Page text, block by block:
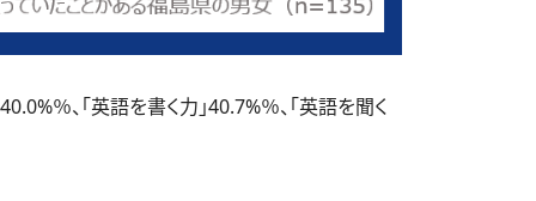
％、「英語を書く力」40.7%％、「英語を聞く